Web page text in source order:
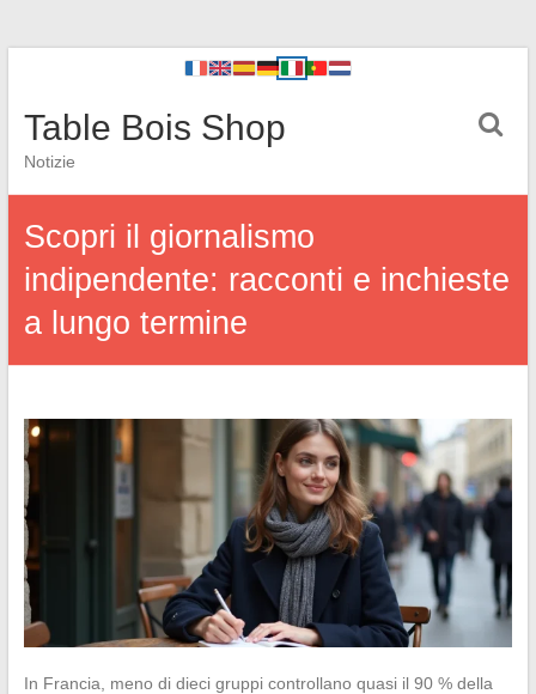
Table Bois Shop
Notizie
Scopri il giornalismo
indipendente: racconti e inchieste
a lungo termine
In Francia, meno di dieci gruppi controllano quasi il 90 % della